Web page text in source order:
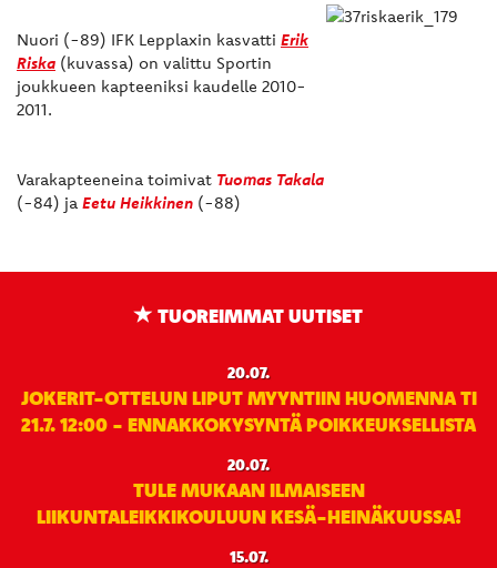
Nuori (-89) IFK Lepplaxin kasvatti Erik
Riska (kuvassa) on valittu Sportin
joukkueen kapteeniksi kaudelle 2010-
2011.
Varakapteeneina toimivat Tuomas Takala
(-84) ja Eetu Heikkinen (-88)
TUOREIMMAT UUTISET
20.07.
JOKERIT-OTTELUN LIPUT MYYNTIIN HUOMENNA TI
21.7. 12:00 - ENNAKKOKYSYNTÄ POIKKEUKSELLISTA
20.07.
TULE MUKAAN ILMAISEEN
LIIKUNTALEIKKIKOULUUN KESÄ-HEINÄKUUSSA!
15.07.